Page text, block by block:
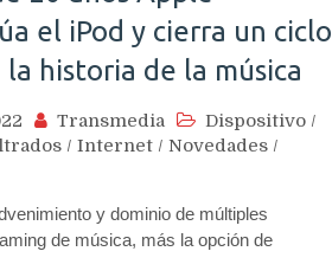
el iPod y cierra un ciclo
la historia de la música
Transmedia Dispositivo /
/ Internet / Novedades /
y dominio de múltiples
de música, más la opción de